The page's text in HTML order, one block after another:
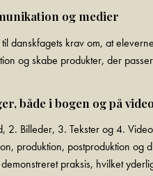
og medier
danskfagets krav om, at
og skabe produkter, der
både i bogen og på video
2. Billeder, 3. Tekster og 4.
produktion, postproduktion og
praksis, hvilket